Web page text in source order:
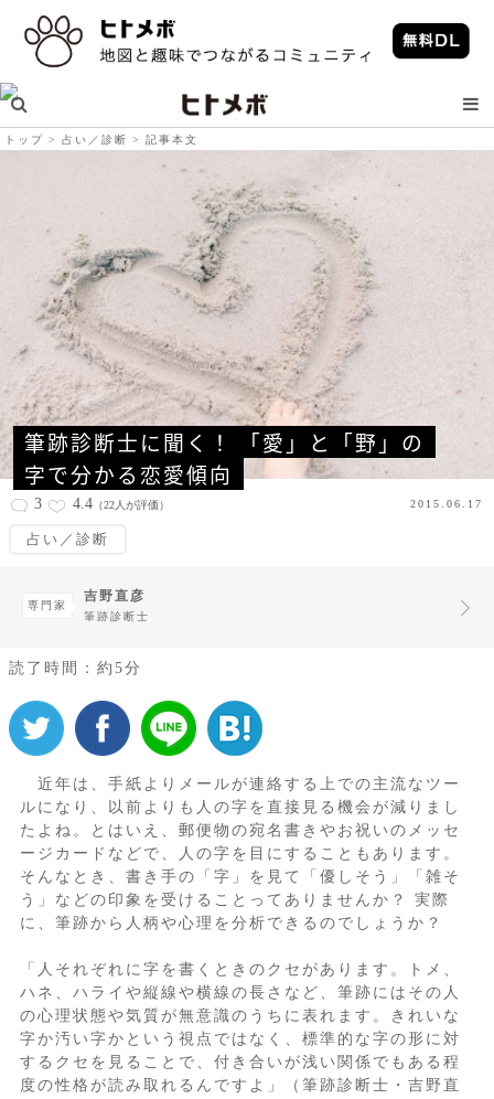
トップ 占い／診断 記事本文
筆跡診断士に聞く！ 「愛」と「野」の
字で分かる恋愛傾向
3 4.4 （22人が評価） 2015.06.17
占い／診断
専門家
吉野直彦
筆跡診断士
読了時間：約5分
近年は、手紙よりメールが連絡する上での主流なツー
ルになり、以前よりも人の字を直接見る機会が減りまし
たよね。とはいえ、郵便物の宛名書きやお祝いのメッセ
ージカードなどで、人の字を目にすることもあります。
そんなとき、書き手の「字」を見て「優しそう」「雑そ
う」などの印象を受けることってありませんか？ 実際
に、筆跡から人柄や心理を分析できるのでしょうか？
「人それぞれに字を書くときのクセがあります。トメ、
ハネ、ハライや縦線や横線の長さなど、筆跡にはその人
の心理状態や気質が無意識のうちに表れます。きれいな
字か汚い字かという視点ではなく、標準的な字の形に対
するクセを見ることで、付き合いが浅い関係でもある程
度の性格が読み取れるんですよ」（筆跡診断士・吉野直